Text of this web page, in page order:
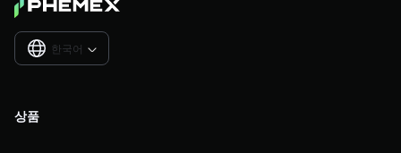
한국어 
상품